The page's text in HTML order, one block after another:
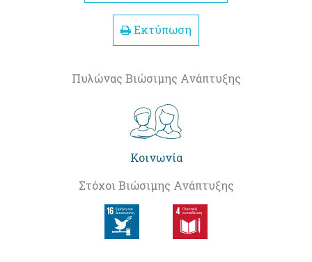
Εκτύπωση
Πυλώνας Βιώσιμης Ανάπτυξης
Κοινωνία
Στόχοι Βιώσιμης Ανάπτυξης